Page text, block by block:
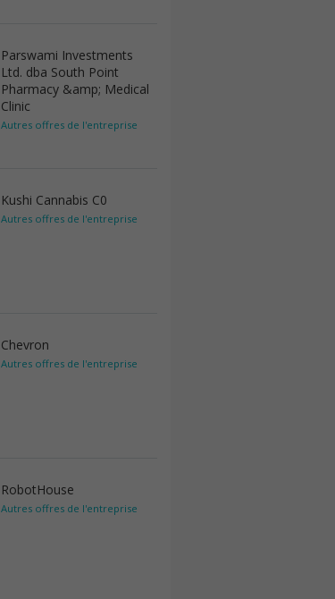
Parswami Investments
Ltd. dba South Point
Pharmacy &amp; Medical
Clinic
Autres offres de l'entreprise
Kushi Cannabis C0
Autres offres de l'entreprise
Chevron
Autres offres de l'entreprise
RobotHouse
Autres offres de l'entreprise